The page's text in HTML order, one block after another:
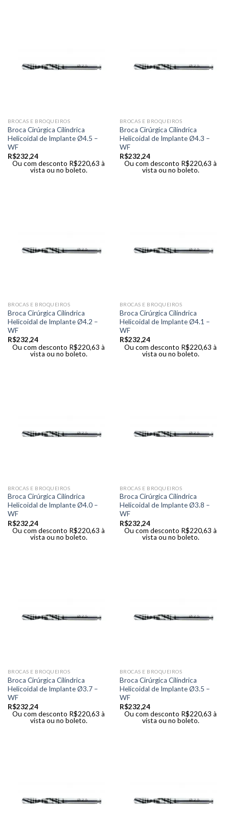
BROCAS E BROQUEIROS
Broca Cirúrgica Cilíndrica
Helicoidal de Implante Ø4.5 –
WF
R$232,24
Ou com desconto R$220,63 à
vista ou no boleto.
BROCAS E BROQUEIROS
Broca Cirúrgica Cilíndrica
Helicoidal de Implante Ø4.3 –
WF
R$232,24
Ou com desconto R$220,63 à
vista ou no boleto.
BROCAS E BROQUEIROS
Broca Cirúrgica Cilíndrica
Helicoidal de Implante Ø4.2 –
WF
R$232,24
Ou com desconto R$220,63 à
vista ou no boleto.
BROCAS E BROQUEIROS
Broca Cirúrgica Cilíndrica
Helicoidal de Implante Ø4.1 –
WF
R$232,24
Ou com desconto R$220,63 à
vista ou no boleto.
BROCAS E BROQUEIROS
Broca Cirúrgica Cilíndrica
Helicoidal de Implante Ø4.0 –
WF
R$232,24
Ou com desconto R$220,63 à
vista ou no boleto.
BROCAS E BROQUEIROS
Broca Cirúrgica Cilíndrica
Helicoidal de Implante Ø3.8 –
WF
R$232,24
Ou com desconto R$220,63 à
vista ou no boleto.
BROCAS E BROQUEIROS
Broca Cirúrgica Cilíndrica
Helicoidal de Implante Ø3.7 –
WF
R$232,24
Ou com desconto R$220,63 à
vista ou no boleto.
BROCAS E BROQUEIROS
Broca Cirúrgica Cilíndrica
Helicoidal de Implante Ø3.5 –
WF
R$232,24
Ou com desconto R$220,63 à
vista ou no boleto.